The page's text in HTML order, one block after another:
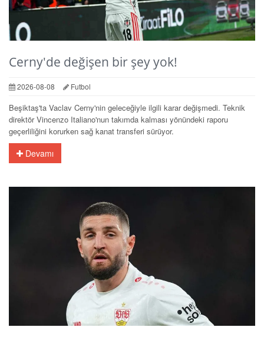
Cerny'de değişen bir şey yok!
2026-08-08 Futbol
Beşiktaş'ta Vaclav Cerny'nin geleceğiyle ilgili karar değişmedi. Teknik
direktör Vincenzo Italiano'nun takımda kalması yönündeki raporu
geçerliliğini korurken sağ kanat transferi sürüyor.
Devamı